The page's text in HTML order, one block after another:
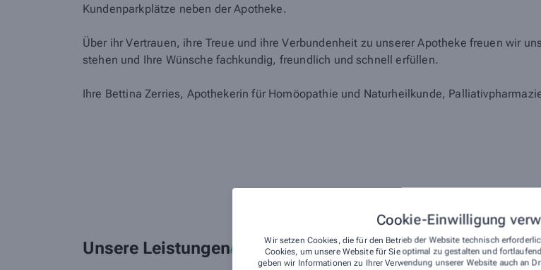
Cookie-Einwilligung
Wir setzen Cookies, die für den Betrieb der Website technisch
Cookies, um unsere Website für Sie optimal zu gestalten und
geben wir Informationen zu Ihrer Verwendung unserer Website auch an
Kundenparkplätze neben der Apotheke.
Über ihr Vertrauen, ihre Treue und ihre Verbundenheit zu unserer Apotheke freuen wir
stehen und Ihre Wünsche fachkundig, freundlich und schnell erfüllen.
Ihre Bettina Zerries, Apothekerin für Homöopathie und Naturheilkunde,
Unsere LeistungenAlle Leistungen